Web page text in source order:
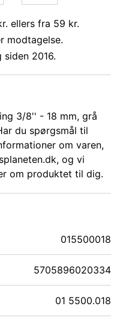
ellers fra 59 kr.
modtagelse.
2016.
3/8'' - 18 mm, grå
du spørgsmål til
om varen,
og vi
om produktet til dig.
015500018
5705896020334
01 5500.018